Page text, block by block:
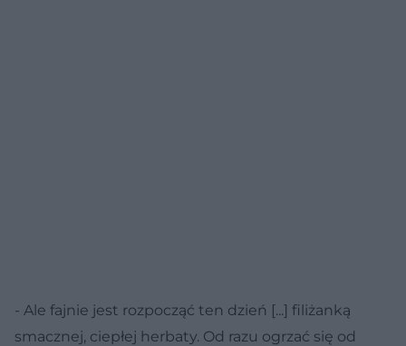
- Ale fajnie jest rozpocząć ten dzień [...] filiżanką
smacznej, ciepłej herbaty. Od razu ogrzać się od